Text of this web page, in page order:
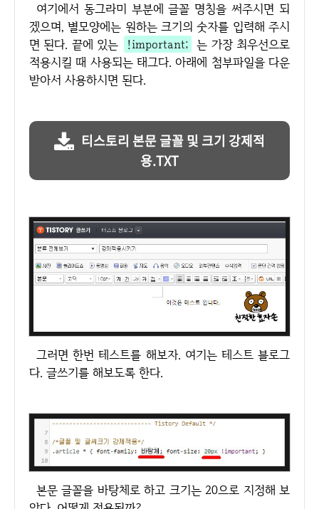
여기에서 동그라미 부분에 글꼴 명칭을 써주시면 되
겠으며, 별모양에는 원하는 크기의 숫자를 입력해 주시
면 된다. 끝에 있는
!important; 는 가장 최우선으로
적용시킬 때 사용되는 태그다. 아래에 첨부파일을 다운
받아서 사용하시면 된다.
티스토리 본문 글꼴 및 크기 강제적
용.TXT
그러면 한번 테스트를 해보자. 여기는 테스트 블로그
다. 글쓰기를 해보도록 한다.
본문 글꼴을 바탕체로 하고 크기는 20으로 지정해 보